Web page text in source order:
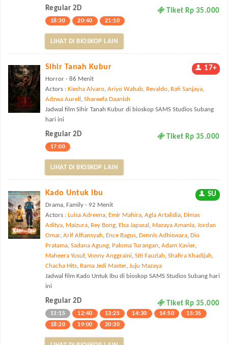
Regular 2D Tiket Rp 35.000
18:30 20:40 21:10
LIHAT DI BIOSKOP LAIN
Sihir Tanah Kubur 17+
Horror - 86 Menit
Actors : Kiesha Alvaro, Ariyo Wahab, Revaldo, Rafi Sanjaya,
Adzwa Aurell , Shareefa Daanish
Jadwal film Sihir Tanah Kubur di bioskop SAMS Studios Subang
hari ini
Regular 2D Tiket Rp 35.000
17:00
LIHAT DI BIOSKOP LAIN
Kado Untuk Ibu SU
Drama, Family - 92 Menit
Actors : Luisa Adreena, Emir Mahira, Agla Artalidia, Dimas
Aditya, Maizura, Rey Bong, Elsa Japasal , Mazaya Amania, Jordan
Omar, Arif Alfiansyah, Ence Bagus, Dennis Adhiswara, Dio
Pratama, Sadana Agung, Paloma Turangan, Adam Xavier,
Maheera Yusuf, Vonny Anggraini, Siti Fauziah, Shafira Khadijah,
Chacha Hits, Rama Jedi Master, Juju Mazaya
Jadwal film Kado Untuk Ibu di bioskop SAMS Studios Subang hari
ini
Regular 2D Tiket Rp 35.000
11:15 12:40 13:25 14:30 14:50
15:35
18:20
19:00 20:30